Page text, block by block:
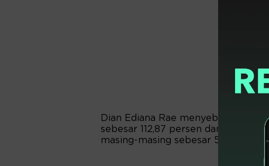
Dian Ediana Rae menyebutkan,
sebesar 112,87 persen dan 25,59
masing-masing sebesar 50 persen